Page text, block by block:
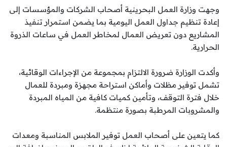
وجهت وزارة العمل البحرينية أصحاب الشركات والمؤسسات إلى
إعادة تنظيم جداول العمل اليومية بما يضمن استمرار تنفيذ
المشاريع دون تعريض العمال لمخاطر العمل في ساعات الذروة
الحرارية.
وأكدت الوزارة ضرورة الالتزام بمجموعة من الإجراءات الوقائية،
تشمل توفير مظلات وأماكن استراحة مجهزة ومبردة للعمال
خلال فترة التوقف، وتأمين كميات كافية من المياه المبردة
والمشروبات المرطبة بصورة منتظمة.
كما يتعين على أصحاب العمل توفير الملابس المناسبة ومعدات